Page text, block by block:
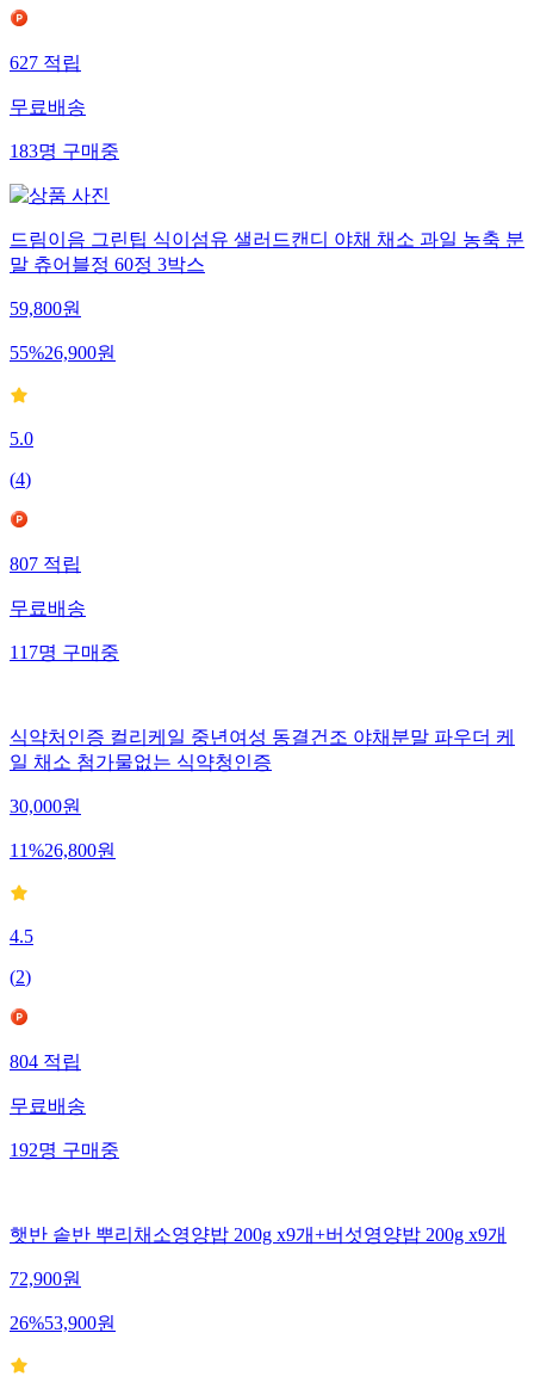
627 적립
무료배송
183명 구매중
드림이음 그린팁 식이섬유 샐러드캔디 야채 채소 과일 농축 분
말 츄어블정 60정 3박스
59,800원
55%26,900원
5.0
(4)
807 적립
무료배송
117명 구매중
식약처인증 컬리케일 중년여성 동결건조 야채분말 파우더 케
일 채소 첨가물없는 식약청인증
30,000원
11%26,800원
4.5
(2)
804적립
무료배송
192명구매중
햇반 솥반 뿌리채소영양밥 200g x9개+버섯영양밥 200g x9개
72,900원
26%53,900원